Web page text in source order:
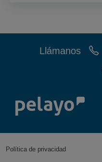
Llámanos
Política de privacidad